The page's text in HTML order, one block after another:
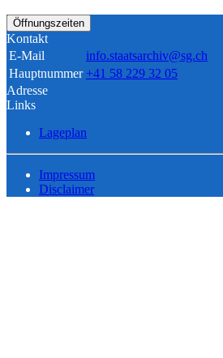
Öffnungszeiten
Kontakt
E-Mail
info.staatsarchiv@sg.ch
Hauptnummer +41 58 229 32 05
Adresse
Links
Lageplan
Impressum
Disclaimer